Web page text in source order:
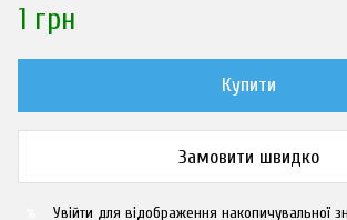
1 грн
Купити
Замовити швидко
Увійти для відображення накопичувальної